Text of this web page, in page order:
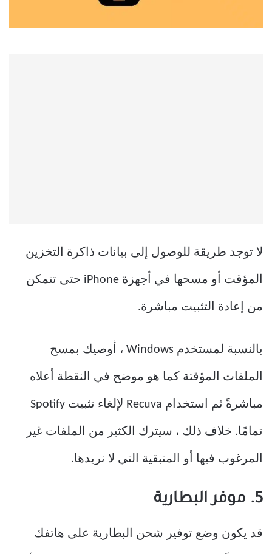
لا توجد طريقة للوصول إلى بيانات ذاكرة التخزين
المؤقت أو مسحها في أجهزة iPhone حتى تتمكن
من إعادة التثبيت مباشرة.
بالنسبة لمستخدم Windows ، أوصيك بمسح
الملفات المؤقتة كما هو موضح في النقطة أعلاه
مباشرةً ثم استخدام Recuva لإلغاء تثبيت Spotify
تمامًا. خلاف ذلك ، سيترك الكثير من الملفات غير
المرغوب فيها أو المتبقية التي لا نريدها.
5. موفر البطارية
قد يكون وضع توفير شحن البطارية على هاتفك